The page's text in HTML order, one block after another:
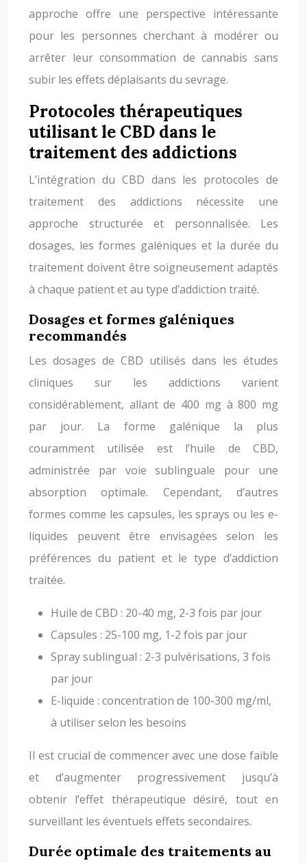
approche offre une perspective intéressante
pour les personnes cherchant à modérer ou
arrêter leur consommation de cannabis sans
subir les effets déplaisants du sevrage.
Protocoles thérapeutiques
utilisant le CBD dans le
traitement des addictions
L’intégration du CBD dans les protocoles de
traitement des addictions nécessite une
approche structurée et personnalisée. Les
dosages, les formes galéniques et la durée du
traitement doivent être soigneusement adaptés
à chaque patient et au type d’addiction traité.
Dosages et formes galéniques
recommandés
Les dosages de CBD utilisés dans les études
cliniques sur les addictions varient
considérablement, allant de 400 mg à 800 mg
par jour. La forme galénique la plus
couramment utilisée est l’huile de CBD,
administrée par voie sublinguale pour une
absorption optimale. Cependant, d’autres
formes comme les capsules, les sprays ou les e-
liquides peuvent être envisagées selon les
préférences du patient et le type d’addiction
traitée.
Huile de CBD : 20-40 mg, 2-3 fois par jour
Capsules : 25-100 mg, 1-2 fois par jour
Spray sublingual : 2-3 pulvérisations, 3 fois
par jour
E-liquide : concentration de 100-300 mg/ml,
à utiliser selon les besoins
Il est crucial de commencer avec une dose faible
et d’augmenter progressivement jusqu’à
obtenir l’effet thérapeutique désiré, tout en
surveillant les éventuels effets secondaires.
Durée optimale des traitements au